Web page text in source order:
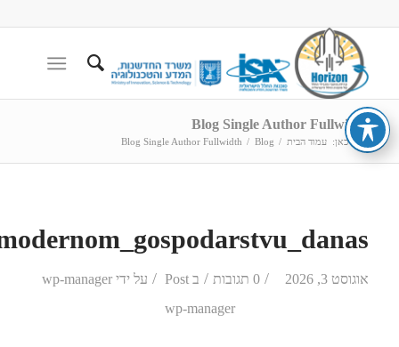
Blog Single Author Fullwidth
הנך כאן: עמוד הבית /
Blog
/
Blog Single Author Fullwidth
אוגוסט 3, 2026 / 0 תגובות / ב Post
/ על ידי wp-manager
wp-manager